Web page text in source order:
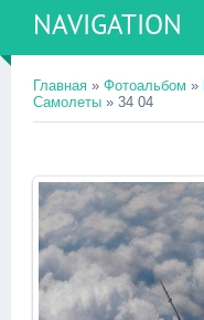
NAVIGATION
Главная » Фотоальбом »
Самолеты » 34 04